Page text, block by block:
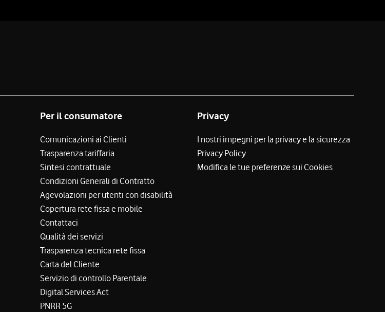
Per il consumatore
Comunicazioni ai Clienti
Trasparenza tariffaria
Sintesi contrattuale
Condizioni Generali di Contratto
Agevolazioni per utenti con disabilità
Copertura rete fissa e mobile
Contattaci
Qualità dei servizi
Trasparenza tecnica rete fissa
Carta del Cliente
Servizio di controllo Parentale
Digital Services Act
PNRR 5G
Privacy
I nostri impegni per la privacy e la sicurezza
Privacy Policy
Modifica le tue preferenze sui Cookies